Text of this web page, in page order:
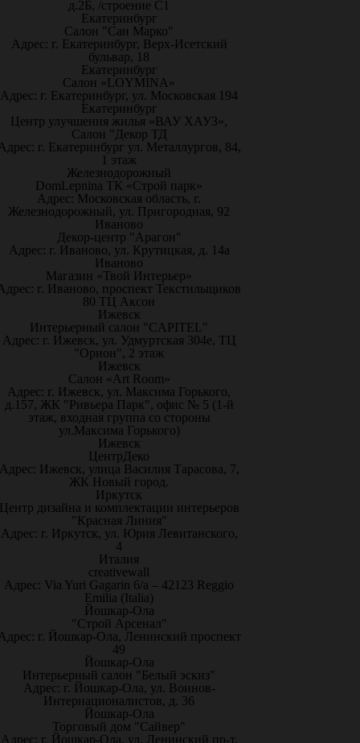
д.2Б, /строение С1
Екатеринбург
Салон "Сан Марко"
Адрес: г. Екатеринбург, Верх-Исетский
бульвар, 18
Екатеринбург
Салон «LOYMINA»
Адрес: г. Екатеринбург, ул. Московская 194
Екатеринбург
Центр улучшения жилья «ВАУ ХАУЗ»,
Салон "Декор ТД
г. Екатеринбург ул. Металлургов, 84,
1 этаж
Железнодорожный
DomLepnina ТК «Строй парк»
Адрес: Московская область, г.
Железнодорожный, ул. Пригородная, 92
Иваново
Декор-центр "Арагон"
Адрес: г. Иваново, ул. Крутицкая, д. 14а
Иваново
Магазин «Твой Интерьер»
г. Иваново, проспект Текстильщиков
80 ТЦ Аксон
Ижевск
Интерьерный салон "CAPITEL"
Адрес: г. Ижевск, ул. Удмуртская 304е, ТЦ
"Орион", 2 этаж
Ижевск
Салон «Art Room»
Адрес: г. Ижевск, ул. Максима Горького,
д.157, ЖК "Ривьера Парк", офис № 5 (1-й
этаж, входная группа со стороны
ул.Максима Горького)
Ижевск
ЦентрДеко
Ижевск, улица Василия Тарасова, 7,
ЖК Новый город.
Иркутск
дизайна и комплектации интерьеров
"Красная Линия"
Адрес: г. Иркутск, ул. Юрия Левитанского,
4
Италия
creativewall
Адрес: Via Yuri Gagarin 6/a – 42123 Reggio
Emilia (Italia)
Йошкар-Ола
"Строй Арсенал"
г. Йошкар-Ола, Ленинский проспект
49
Йошкар-Ола
Интерьерный салон "Белый эскиз"
Адрес: г. Йошкар-Ола, ул. Воинов-
Интернационалистов, д. 36
Йошкар-Ола
Торговый дом "Сайвер"
Адрес: г. Йошкар-Ола, ул. Ленинский пр-т,